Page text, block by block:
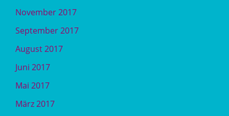
November 2017
September 2017
August 2017
Juni 2017
Mai 2017
März 2017